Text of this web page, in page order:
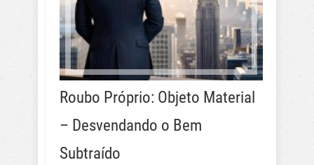
Roubo Próprio: Objeto Material
– Desvendando o Bem
Subtraído